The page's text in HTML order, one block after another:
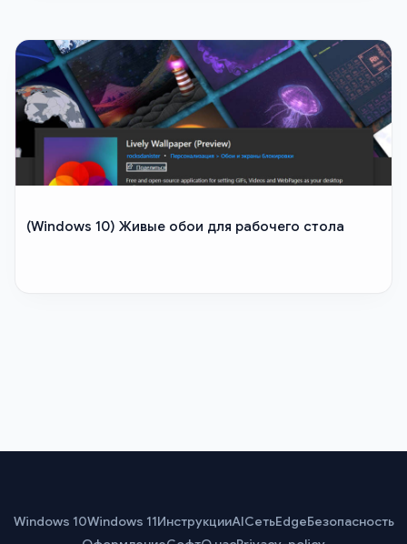
(Windows 10) Живые обои для рабочего стола
Windows 10Windows 11ИнструкцииAIСетьEdgeБезопасность